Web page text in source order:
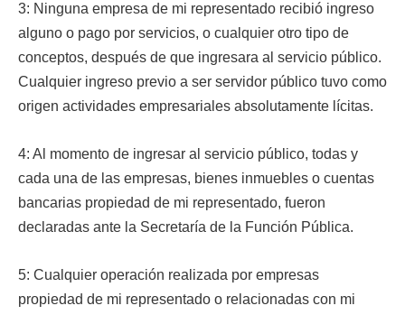
3: Ninguna empresa de mi representado recibió ingreso
alguno o pago por servicios, o cualquier otro tipo de
conceptos, después de que ingresara al servicio público.
Cualquier ingreso previo a ser servidor público tuvo como
origen actividades empresariales absolutamente lícitas.
4: Al momento de ingresar al servicio público, todas y
cada una de las empresas, bienes inmuebles o cuentas
bancarias propiedad de mi representado, fueron
declaradas ante la Secretaría de la Función Pública.
5: Cualquier operación realizada por empresas
propiedad de mi representado o relacionadas con mi